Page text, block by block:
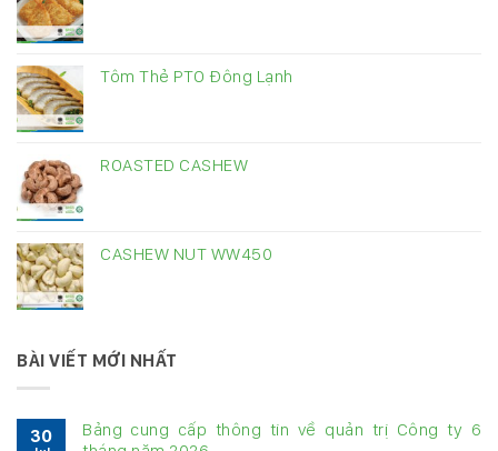
Tôm Thẻ PTO Đông Lạnh
ROASTED CASHEW
CASHEW NUT WW450
BÀI VIẾT MỚI NHẤT
30
Bảng cung cấp thông tin về quản trị Công ty 6